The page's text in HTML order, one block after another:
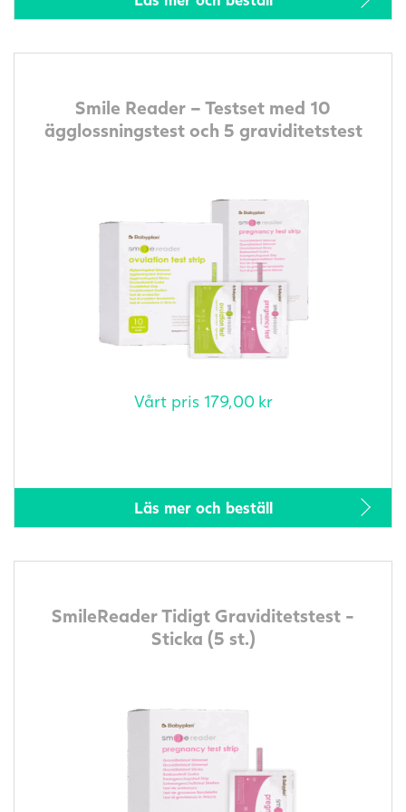
Smile Reader – Testset med 10
ägglossningstest och 5 graviditetstest
Vårt pris 179,00 kr
Läs mer och beställ
SmileReader Tidigt Graviditetstest -
Sticka (5 st.)